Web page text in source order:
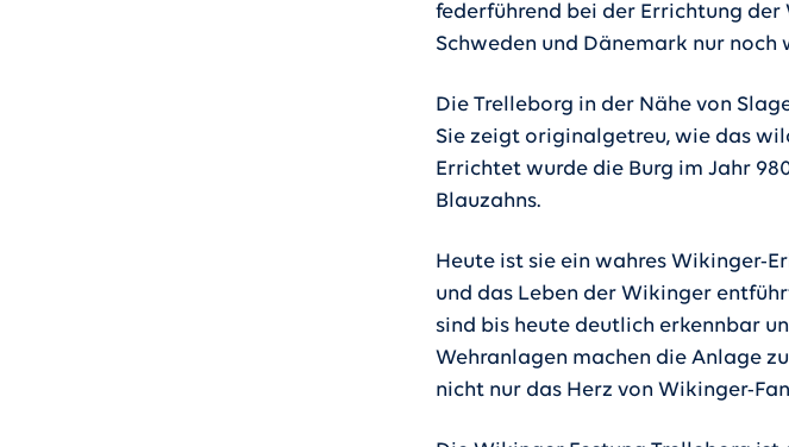
federführend bei der Errichtung der
Schweden und Dänemark nur noch
Die Trelleborg in der Nähe von
Sie zeigt originalgetreu, wie das
Errichtet wurde die Burg im Jahr
Blauzahns.
Heute ist sie ein wahres Wikinger-
und das Leben der Wikinger
sind bis heute deutlich erkennbar
Wehranlagen machen die Anlage
nicht nur das Herz von Wikinger-